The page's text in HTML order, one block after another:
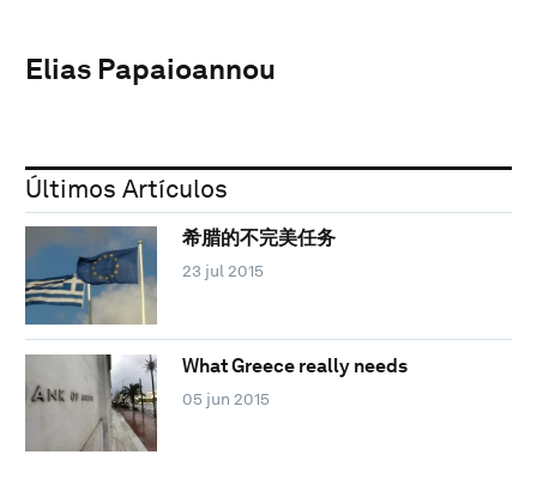
Elias Papaioannou
Últimos Artículos
希腊的不完美任务
23 jul 2015
What Greece really needs
05 jun 2015